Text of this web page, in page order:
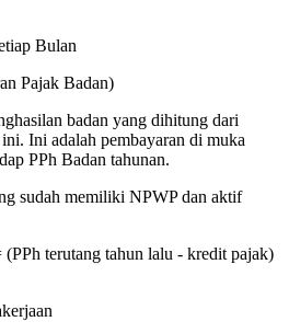
Bulan
Pajak Badan)
badan yang dihitung dari
Ini adalah pembayaran di muka
PPh Badan tahunan.
sudah memiliki NPWP dan aktif
(PPh terutang tahun lalu - kredit pajak)